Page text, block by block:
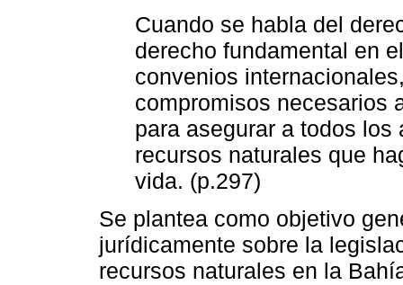
Cuando se habla del
derecho fundamental en
convenios
compromisos necesarios
para asegurar a todos
recursos naturales que
vida. (p.297)
Se plantea como objetivo
jurídicamente sobre la
recursos naturales en la